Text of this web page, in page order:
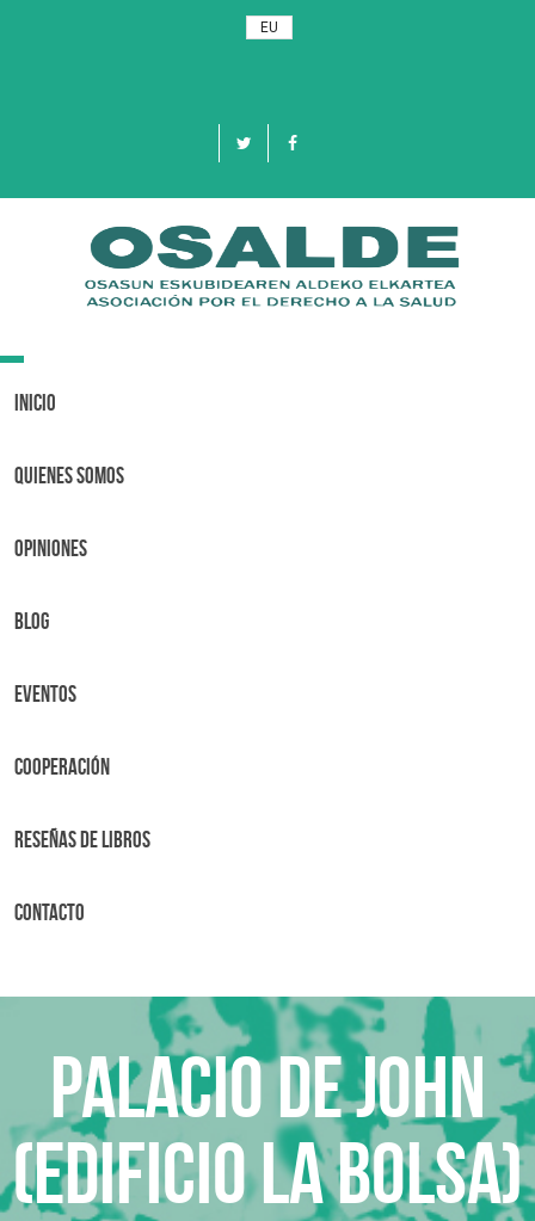
EU
Toggle
Inicio
Quienes Somos
OPINIONES
BLOG
Eventos
Cooperación
Reseñas de libros
Contacto
Palacio de John
(Edificio La Bolsa)